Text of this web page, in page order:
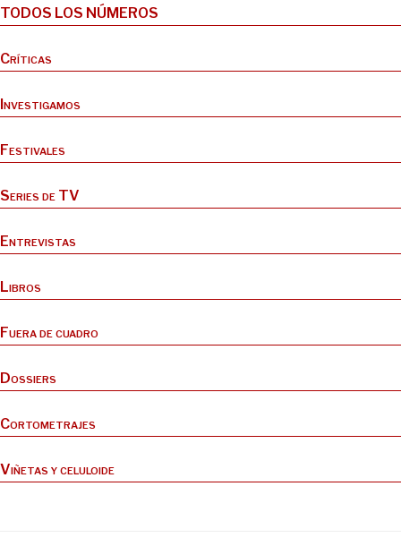
TODOS LOS NÚMEROS
Críticas
Investigamos
Festivales
Series de TV
Entrevistas
Libros
Fuera de cuadro
Dossiers
Cortometrajes
Viñetas y celuloide